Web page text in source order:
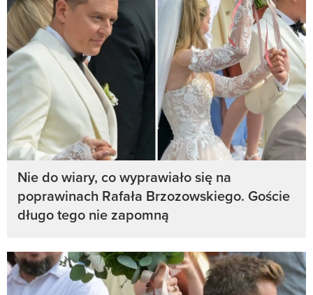
Nie do wiary, co wyprawiało się na
poprawinach Rafała Brzozowskiego. Goście
długo tego nie zapomną